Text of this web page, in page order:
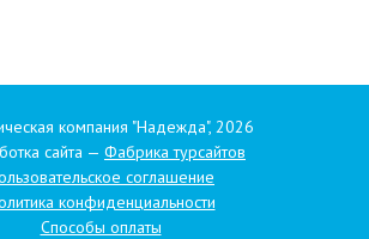
компания "Надежда", 2026
сайта — Фабрика турсайтов
соглашение
конфиденциальности
Способы оплаты